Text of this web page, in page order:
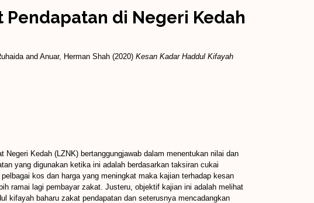
di Negeri Kedah
and Anuar, Herman Shah (2020) Kesan Kadar Haddul Kifayah
Kedah (LZNK) bertanggungjawab dalam menentukan nilai dan
yang digunakan ketika ini adalah berdasarkan taksiran cukai
kos dan harga yang meningkat maka kajian terhadap kesan
ramai lagi pembayar zakat. Justeru, objektif kajian ini adalah melihat
kifayah baharu zakat pendapatan dan seterusnya mencadangkan